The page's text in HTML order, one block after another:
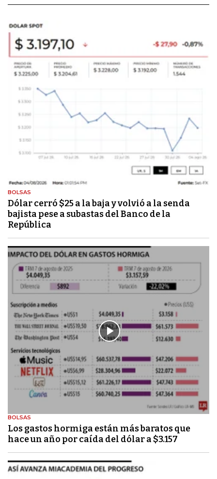
BOLSAS
Dólar cerró $25 a la baja y volvió a la senda
bajista pese a subastas del Banco de la
República
BOLSAS
Los gastos hormiga están más baratos que
hace un año por caída del dólar a $3.157